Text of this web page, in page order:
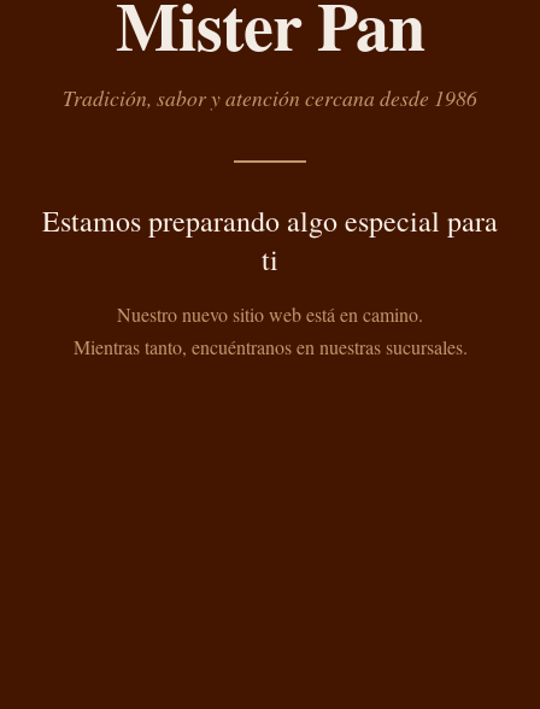
Mister Pan
Tradición, sabor y atención cercana desde 1986
Estamos preparando algo especial para
ti
Nuestro nuevo sitio web está en camino.
Mientras tanto, encuéntranos en nuestras sucursales.